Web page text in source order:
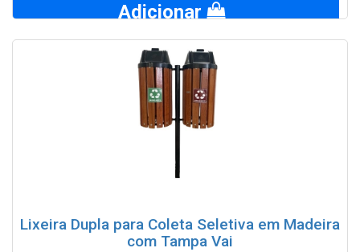
Adicionar
WhatsApp
Lixeira Dupla para Coleta Seletiva em Madeira
com Tampa Vai